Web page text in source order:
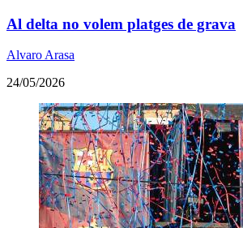
Al delta no volem platges de grava
Alvaro Arasa
24/05/2026